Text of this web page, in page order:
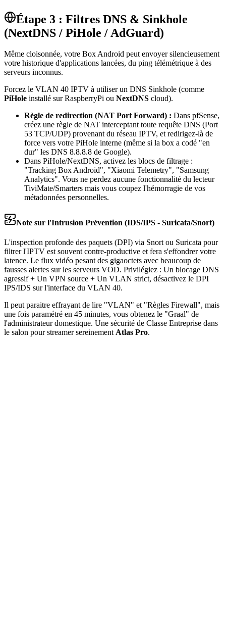
Étape 3 : Filtres DNS & Sinkhole
(NextDNS / PiHole / AdGuard)
Même cloisonnée, votre Box Android peut envoyer silencieusement
votre historique d'applications lancées, du ping télémétrique à des
serveurs inconnus.
Forcez le VLAN 40 IPTV à utiliser un DNS Sinkhole (comme
PiHole installé sur RaspberryPi ou NextDNS cloud).
Règle de redirection (NAT Port Forward) : Dans pfSense,
créez une règle de NAT interceptant toute requête DNS (Port
53 TCP/UDP) provenant du réseau IPTV, et redirigez-là de
force vers votre PiHole interne (même si la box a codé "en
dur" les DNS 8.8.8.8 de Google).
Dans PiHole/NextDNS, activez les blocs de filtrage :
"Tracking Box Android", "Xiaomi Telemetry", "Samsung
Analytics". Vous ne perdez aucune fonctionnalité du lecteur
TiviMate/Smarters mais vous coupez l'hémorragie de vos
métadonnées personnelles.
Note sur l'Intrusion Prévention (IDS/IPS - Suricata/Snort)
L'inspection profonde des paquets (DPI) via Snort ou Suricata pour
filtrer l'IPTV est souvent contre-productive et fera s'effondrer votre
latence. Le flux vidéo pesant des gigaoctets avec beaucoup de
fausses alertes sur les serveurs VOD. Privilégiez : Un blocage DNS
agressif + Un VPN source + Un VLAN strict, désactivez le DPI
IPS/IDS sur l'interface du VLAN 40.
Il peut paraitre effrayant de lire "VLAN" et "Règles Firewall", mais
une fois paramétré en 45 minutes, vous obtenez le "Graal" de
l'administrateur domestique. Une sécurité de Classe Entreprise dans
le salon pour streamer sereinement Atlas Pro.